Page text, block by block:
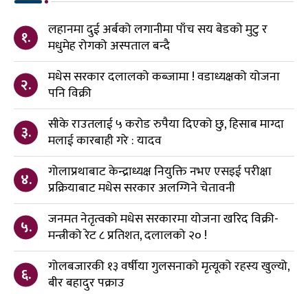
१.
लहानमा दुई अर्बको लगानीमा पाँच सय बेडको मुटु र
मधुमेह रोगको अस्पताल बन्दै
२.
मधेस सरकार दलालको कब्जामा ! वडाध्यक्षको योजना
पनि विक्री
३.
सीके राउतलाई ५ करोड रुपैया दिएको छु, हिसाब माग्दा
मलाई कारबाही गरे : यादव
४.
गोलाप्रथाबाट केन्द्राध्यक्ष नियुक्ति नभए एसइई परीक्षा
प्रक्रियाबाट मधेस सरकार अलग्गिने चेतावनी
५.
जनमत नेतृत्वको मधेस सरकारमा योजना खरिद विक्री-
मन्त्रीको रेट ८ प्रतिशत, दलालको २० !
६.
गोलबजारकी १३ वर्षीया गुलसनाको मृत्यूको रहस्य खुल्यो,
बीर बहादुर पक्राउ